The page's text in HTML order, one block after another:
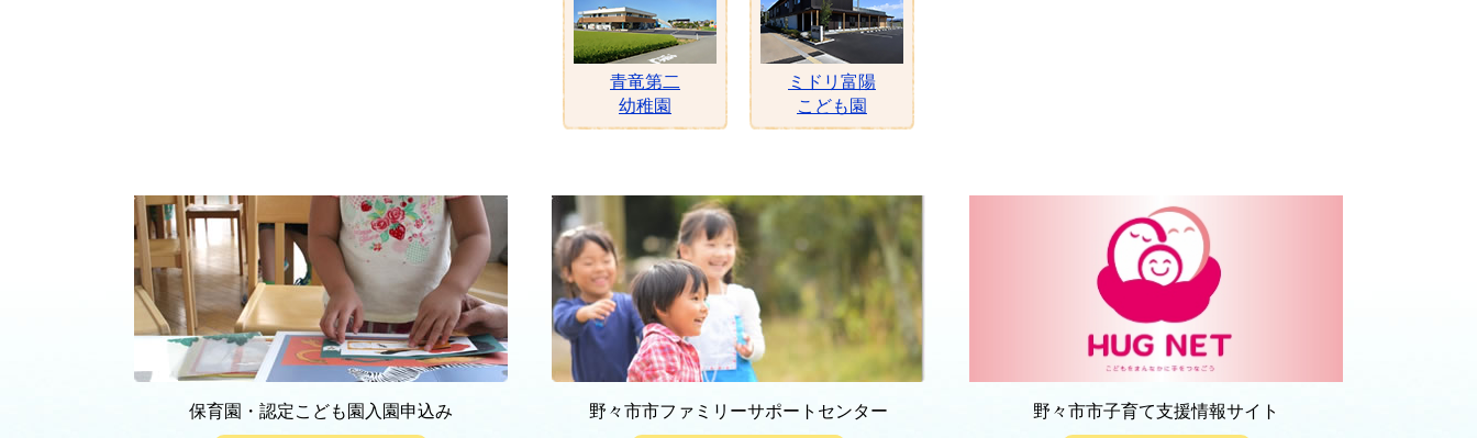
青竜第二
幼稚園
ミドリ富陽
こども園
保育園・認定こども園入園申込み 野々市市ファミリーサポートセンター 野々市市子育て支援情報サイト